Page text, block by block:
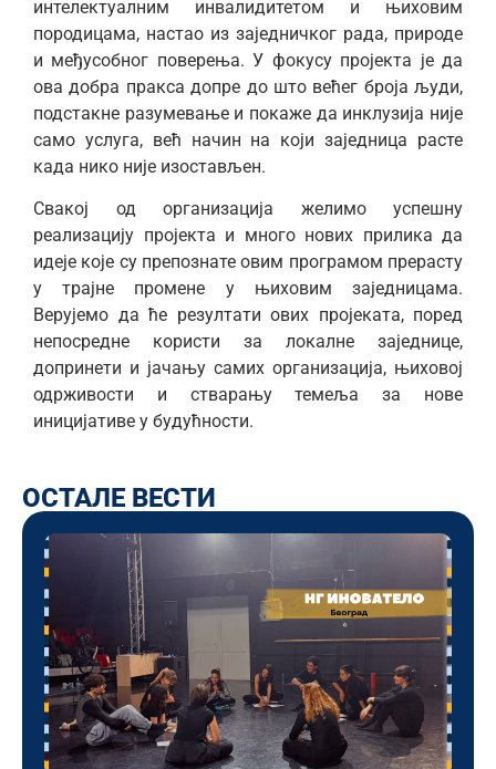
интелектуалним инвалидитетом и њиховим
породицама, настао из заједничког рада, природе
и међусобног поверења. У фокусу пројекта је да
ова добра пракса допре до што већег броја људи,
подстакне разумевање и покаже да инклузија није
само услуга, већ начин на који заједница расте
када нико није изостављен.
Свакој од организација желимо успешну
реализацију пројекта и много нових прилика да
идеје које су препознате овим програмом прерасту
у трајне промене у њиховим заједницама.
Верујемо да ће резултати ових пројеката, поред
непосредне користи за локалне заједнице,
допринети и јачању самих организација, њиховој
одрживости и стварању темеља за нове
иницијативе у будућности.
ОСТАЛЕ ВЕСТИ